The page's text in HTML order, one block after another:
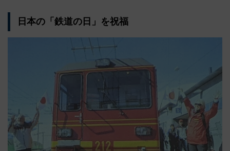
日本の「鉄道の日」を祝福